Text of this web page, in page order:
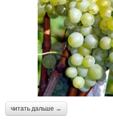
читать дальше →